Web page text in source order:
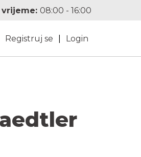
vrijeme: 08:00 - 16:00
Registruj se Login